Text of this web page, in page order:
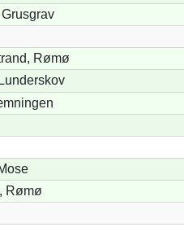
Rømø
Rømø